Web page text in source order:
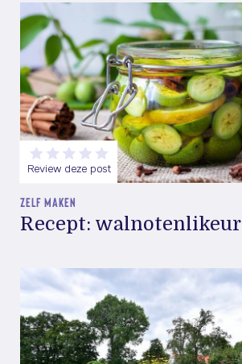
Review deze post
ZELF MAKEN
Recept: walnotenlikeur